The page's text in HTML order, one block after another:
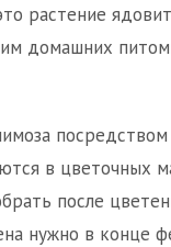
растение
домашних
в цветочных
после
нужно в конце